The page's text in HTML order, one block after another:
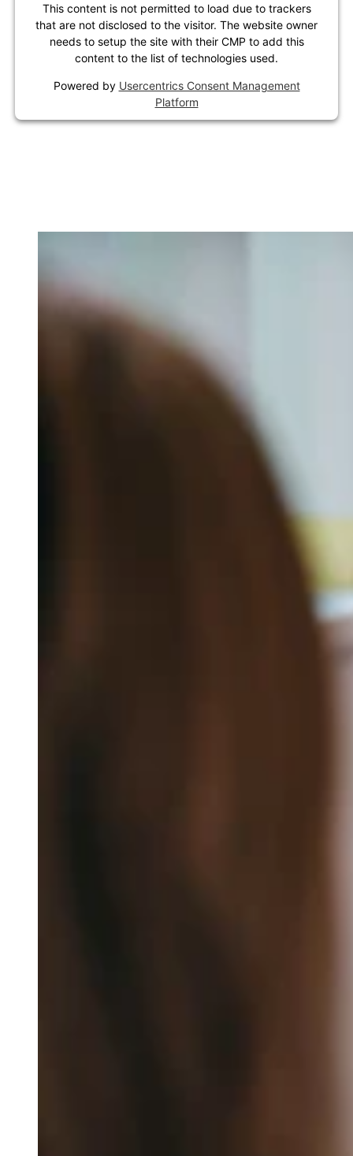
This content is not permitted to load due to trackers
that are not disclosed to the visitor. The website owner
needs to setup the site with their CMP to add this
content to the list of technologies used.
Powered by Usercentrics Consent Management
Platform